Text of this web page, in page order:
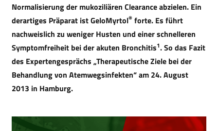
Normalisierung der mukoziliären Clearance abzielen. Ein
derartiges Präparat ist GeloMyrtol® forte. Es führt
nachweislich zu weniger Husten und einer schnelleren
Symptomfreiheit bei der akuten Bronchitis1. So das Fazit
des Expertengesprächs „Therapeutische Ziele bei der
Behandlung von Atemwegsinfekten“ am 24. August
2013 in Hamburg.